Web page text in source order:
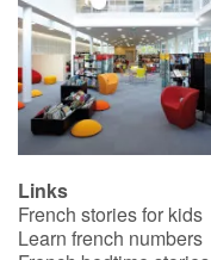
Links
French stories for kids
Learn french numbers